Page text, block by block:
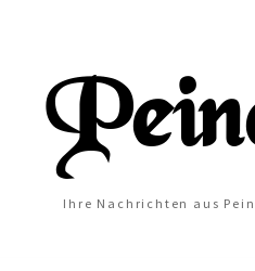
Ihre Nachrichten aus